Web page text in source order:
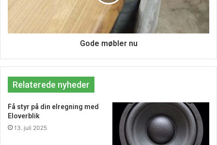
Gode mærker at vælge imellem
Er man interesseret i at finde en masse gode mærker at
vælge imellem, så kan det være en god ide at se nærmere
Gode møbler nu
Relaterede nyheder
Få styr på din elregning med
Eloverblik
13. juli 2025